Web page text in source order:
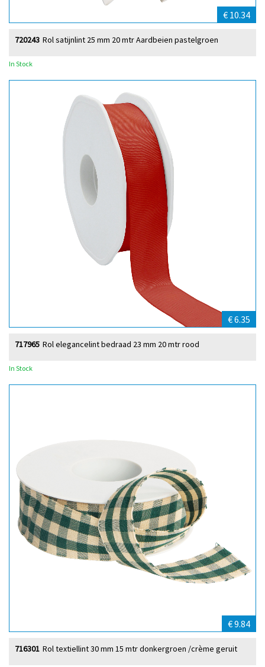
€ 10.34
Rol satijnlint 25 mm 20 mtr Aardbeien pastelgroen
720243
In Stock
€ 6.35
Rol elegancelint bedraad 23 mm 20 mtr rood
717965
In Stock
€ 9.84
Rol textiellint 30 mm 15 mtr donkergroen /crème geruit
716301